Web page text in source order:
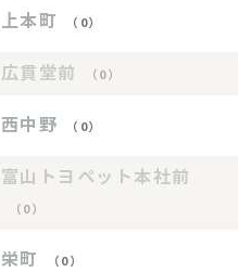
上本町 （0）
広貫堂前 （0）
西中野 （0）
富山トヨペット本社前
（0）
栄町 （0）